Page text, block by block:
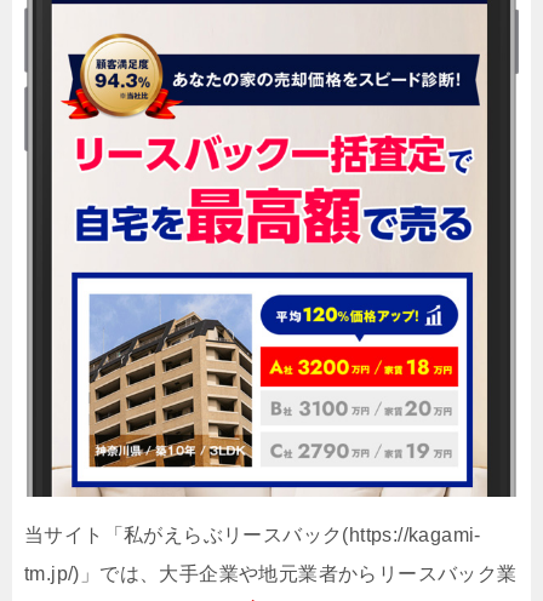
当サイト「私がえらぶリースバック(https://kagami-
tm.jp/)」では、大手企業や地元業者からリースバック業